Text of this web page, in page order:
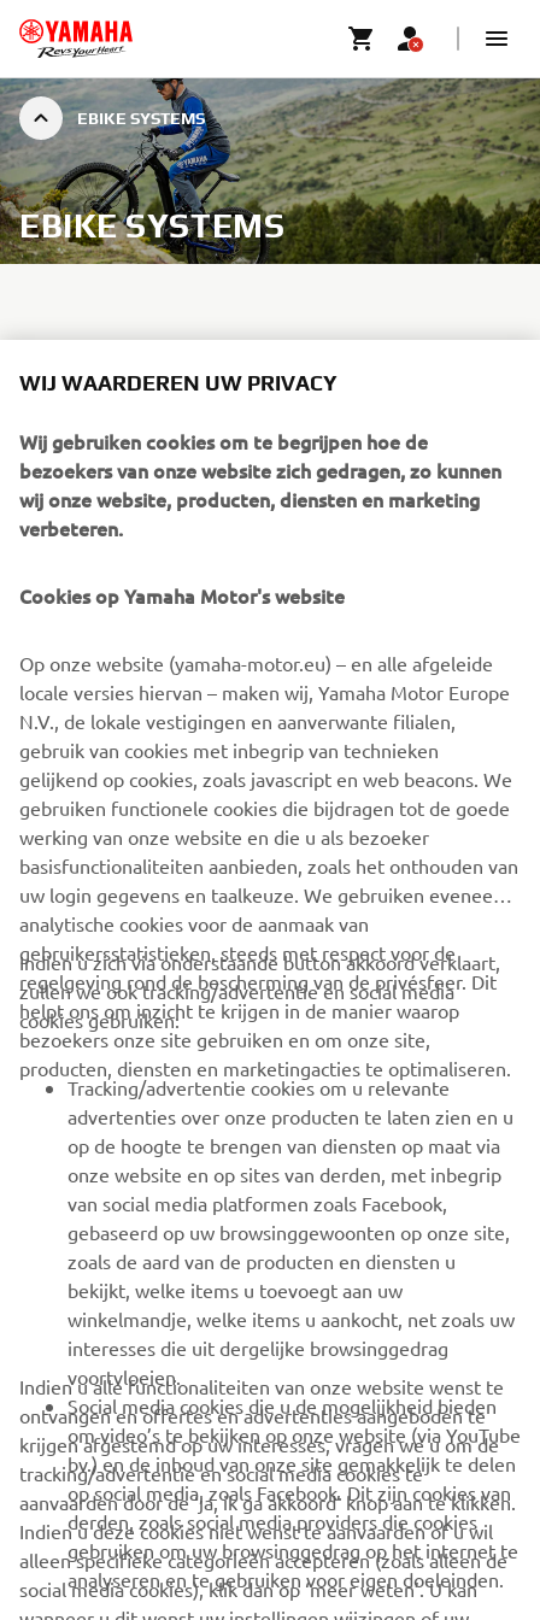
EBIKE SYSTEMS
EBIKE SYSTEMS
TRAPONDERSTEUNINGSSYSTEEM
VOOR ELEKTRISCHE FIETS
Yamaha ontwikkelt al meer dan drie decennia innovatieve
eBike-systemen en heeft zich ontwikkeld van een pionier op
het gebied van eBike-technologie tot een van de meest
Yamaha is nu het voorkeursmerk voor Europese eBike-
eersteklas eBike-systemen op de markt. Of u nu een eBike
ontwerpt voor slimme forenzen, trailblazers of wegrijders, wij
hebben een aandrijfsysteem dat het plezier van de berijder
van uw eBike vergroot en hun ervaring naar een nieuw niveau
tilt.
GET IN TOUCH WITH US
CORPORATE
BUSINESS
MEER YAMAHA
SUPPORT
NIEUWSBRIEF
Wees de eerste die meer te weten komt over de nieuwste deals,
speciale evenementen, nieuwe producten en nog veel meer
ABONNEREN
Lees ons privacybeleid om te leren hoe we uw persoonlijke
gegevens verwerken:Privacyverklaring
WIJ WAARDEREN UW PRIVACY
Wij gebruiken cookies om te begrijpen hoe de
bezoekers van onze website zich gedragen, zo kunnen
wij onze website, producten, diensten en marketing
verbeteren.
Cookies op Yamaha Motor's website
Op onze website (yamaha-motor.eu) – en alle afgeleide
locale versies hiervan – maken wij, Yamaha Motor Europe
N.V., de lokale vestigingen en aanverwante filialen,
gebruik van cookies met inbegrip van technieken
gelijkend op cookies, zoals javascript en web beacons. We
gebruiken functionele cookies die bijdragen tot de goede
werking van onze website en die u als bezoeker
basisfunctionaliteiten aanbieden, zoals het onthouden van
uw login gegevens en taalkeuze. We gebruiken eveneens
analytische cookies voor de aanmaak van
gebruikersstatistieken, steeds met respect voor de
regelgeving rond de bescherming van de privésfeer. Dit
helpt ons om inzicht te krijgen in de manier waarop
bezoekers onze site gebruiken en om onze site,
producten, diensten en marketingacties te optimaliseren.
Indien u zich via onderstaande button akkoord verklaart,
zullen we ook tracking/advertentie en social media
cookies gebruiken:
Tracking/advertentie cookies om u relevante
advertenties over onze producten te laten zien en u
op de hoogte te brengen van diensten op maat via
onze website en op sites van derden, met inbegrip
van social media platformen zoals Facebook,
gebaseerd op uw browsinggewoonten op onze site,
zoals de aard van de producten en diensten u
bekijkt, welke items u toevoegt aan uw
winkelmandje, welke items u aankocht, net zoals uw
interesses die uit dergelijke browsinggedrag
voortvloeien.
Social media cookies die u de mogelijkheid bieden
om video’s te bekijken op onze website (via YouTube
bv.) en de inhoud van onze site gemakkelijk te delen
op social media, zoals Facebook. Dit zijn cookies van
derden, zoals social media providers die cookies
gebruiken om uw browsinggedrag op het internet te
analyseren en te gebruiken voor eigen doeleinden.
Indien u alle functionaliteiten van onze website wenst te
ontvangen en offertes en advertenties aangeboden te
krijgen afgestemd op uw interesses, vragen we u om de
tracking/advertentie en social media cookies te
aanvaarden door de ‘ja, ik ga akkoord’ knop aan te klikken.
Indien u deze cookies niet wenst te aanvaarden of u wil
alleen specifieke categorieën accepteren (zoals alleen de
social media cookies), klik dan op ‘meer weten’. U kan